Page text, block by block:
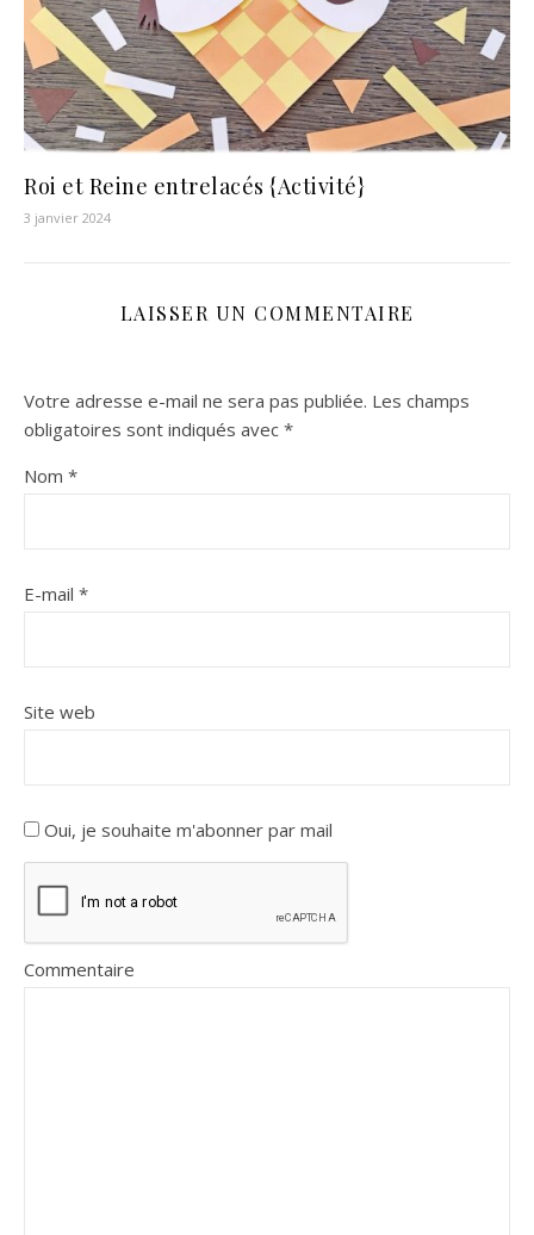
Roi et Reine entrelacés {Activité}
3 janvier 2024
LAISSER UN COMMENTAIRE
Votre adresse e-mail ne sera pas publiée. Les champs
obligatoires sont indiqués avec *
Nom *
E-mail *
Site web
Oui, je souhaite m'abonner par mail
Commentaire